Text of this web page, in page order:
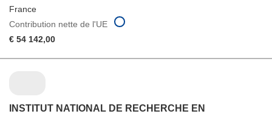
France
Contribution nette de l'UE
€ 54 142,00
INSTITUT NATIONAL DE RECHERCHE EN